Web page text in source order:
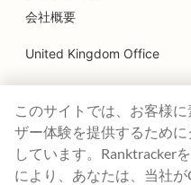
会社概要
United Kingdom Office
Ranktracker Ltd
144A Clerkenwell Rd
London, EC1R 5DF
Company No: 08820809
felix@ranktracker.com
このサイトでは、お客様
ザー体験を提供するため
しています。Ranktracker
により、あなたは、当社